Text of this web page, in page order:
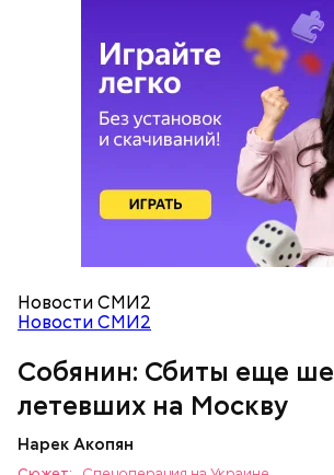
Новости СМИ2
Новости СМИ2
Собянин: Сбиты еще
летевших на Москву
Нарек Акопян
Кроме того, из-за падения
на Ильском
Краснодарском краепроизошло
результате происшествия
человек. Им оказывают